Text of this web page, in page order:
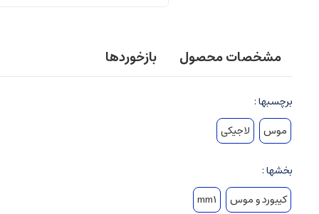
مشخصات محصول بازخوردها
برچسبها :
موس
لاجیکی
بخشها :
کیبورد و موس
mm1